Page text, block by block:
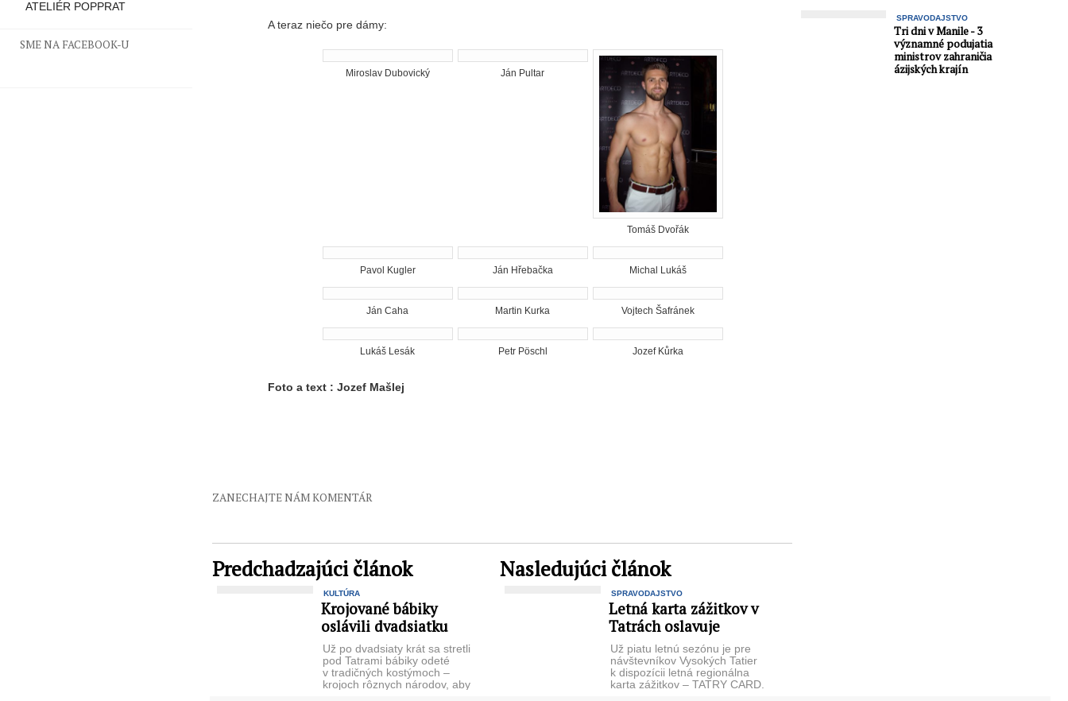
ATELIÉR POPPRAT
SME NA FACEBOOK-U
A teraz niečo pre dámy:
Miroslav Dubovický Ján Pultar
Tomáš Dvořák
Pavol Kugler Ján Hřebačka Michal Lukáš
Ján Caha Martin Kurka Vojtech Šafránek
Lukáš Lesák Petr Pöschl Jozef Kůrka
Foto a text : Jozef Mašlej
ZANECHAJTE NÁM KOMENTÁR
Predchadzajúci článok
KULTÚRA
Krojované bábiky
oslávili dvadsiatku
Už po dvadsiaty krát sa stretli
pod Tatrami bábiky odeté
v tradičných kostýmoch –
krojoch rôznych národov, aby
Nasledujúci článok
SPRAVODAJSTVO
Letná karta zážitkov v
Tatrách oslavuje
Už piatu letnú sezónu je pre
návštevníkov Vysokých Tatier
k dispozícii letná regionálna
karta zážitkov – TATRY CARD.
SPRAVODAJSTVO
Tri dni v Manile - 3
významné podujatia
ministrov zahraničia
ázijských krajín